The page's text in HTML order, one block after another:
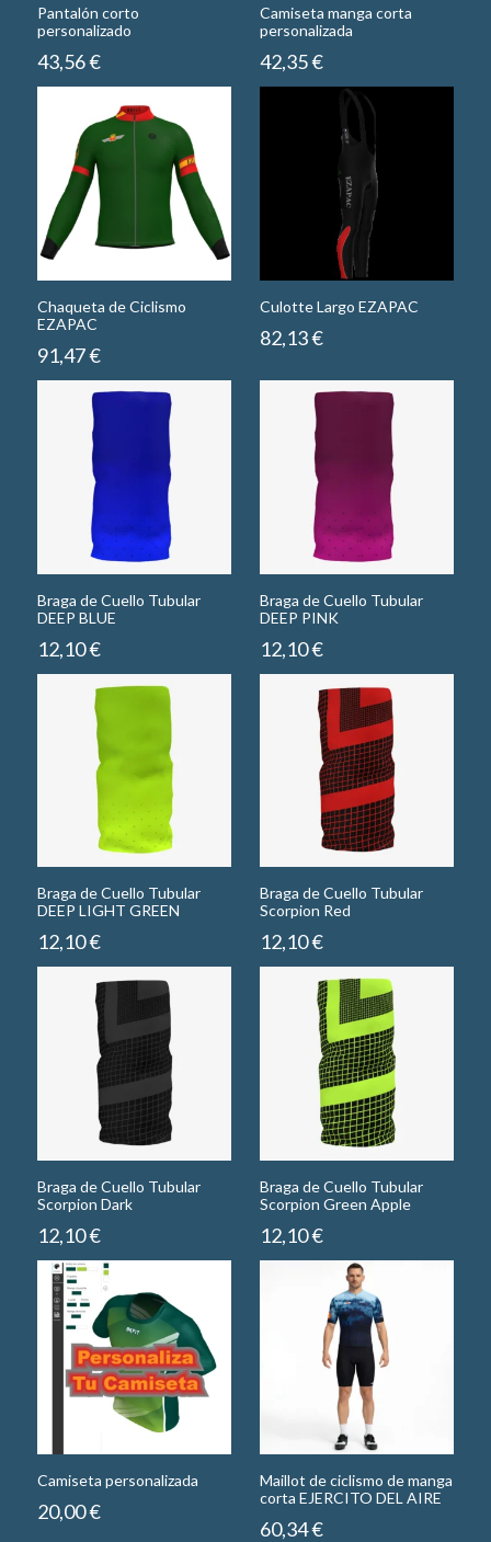
Pantalón corto
personalizado
43,56€
Camiseta manga corta
personalizada
42,35€
Chaqueta de Ciclismo
EZAPAC
91,47€
Culotte Largo EZAPAC
82,13€
Braga de Cuello Tubular
DEEP BLUE
12,10€
Braga de Cuello Tubular
DEEP PINK
12,10€
Braga de Cuello Tubular
DEEP LIGHT GREEN
12,10€
Braga de Cuello Tubular
Scorpion Red
12,10€
Braga de Cuello Tubular
Scorpion Dark
12,10€
Braga de Cuello Tubular
Scorpion Green Apple
12,10€
Camiseta personalizada
20,00€
Maillot de ciclismo de manga
corta EJERCITO DEL AIRE
60,34€